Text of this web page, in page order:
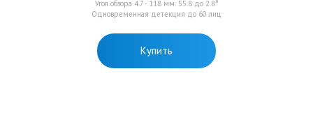
Угол обзора 4.7 - 118 мм: 55.8 до 2.8°
Одновременная детекция до 60 лиц
Купить